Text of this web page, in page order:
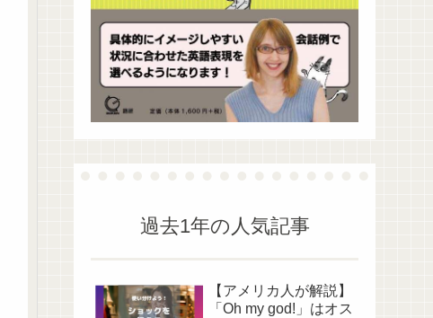
過去1年の人気記事
【アメリカ人が解説】
「Oh my god!」はオス